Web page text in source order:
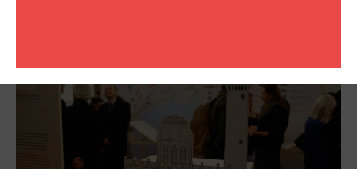
Выставка «Germanaijan. Немецкое наследие и архитектура в
Азербайджане» – это дань тяжелому труду, выносливости и
изобретательности немецкого народа, в поисках лучшей
жизни, мигрировавшего на Кавказ. Выставка ищет ответы на
вопросы кем были эти люди и какое наследие они оставили
современному Азербайджану?